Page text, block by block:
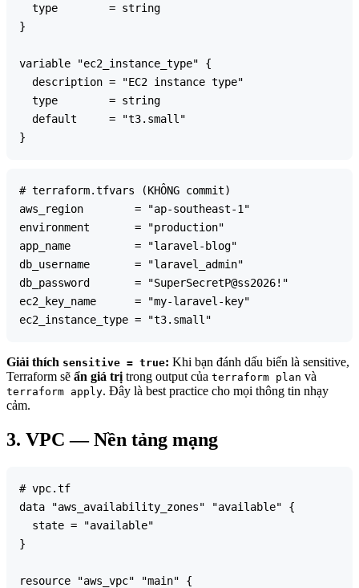
  type        = string
}
variable "ec2_instance_type" {
  description = "EC2 instance type"
  type        = string
  default     = "t3.small"
# terraform.tfvars (KHÔNG commit)
aws_region        = "ap-southeast-1"
environment       = "production"
app_name          = "laravel-blog"
db_username       = "laravel_admin"
db_password       = "SuperSecretP@ss2026!"
ec2_key_name      = "my-laravel-key"
Giải thích sensitive = true: Khi bạn đánh dấu biến là sensitive,
Terraform sẽ ẩn giá trị trong output của terraform plan và
terraform apply. Đây là best practice cho mọi thông tin nhạy
cảm.
3. VPC — Nền tảng mạng
# vpc.tf
data "aws_availability_zones" "available" {
  state = "available"
}
resource "aws_vpc" "main" {